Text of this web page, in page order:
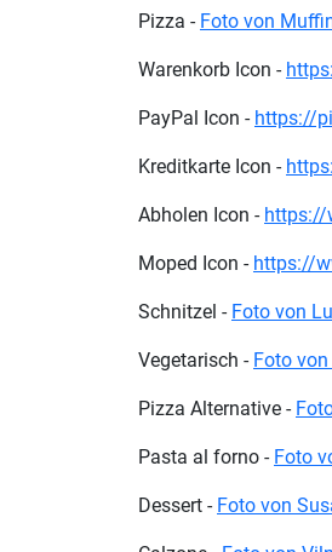
Pizza - Foto von
Warenkorb Icon -
PayPal Icon - https://
Kreditkarte Icon -
Abholen Icon - https://
Moped Icon - https://
Schnitzel - Foto von
Vegetarisch - Foto
Pizza Alternative -
Pasta al forno - Foto
Dessert - Foto von